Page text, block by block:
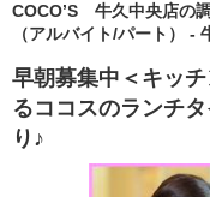
COCO’S 牛久中央店の
（アルバイト/パート） -
早朝募集中＜キッ
るココスのランチ
り♪